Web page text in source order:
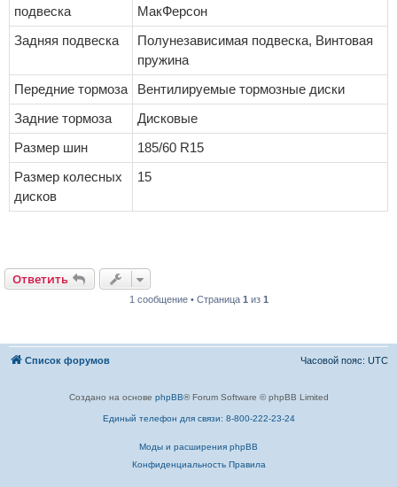
подвеска
МакФерсон
Задняя подвеска
Полунезависимая подвеска, Винтовая
пружина
Передние тормоза
Вентилируемые тормозные диски
Задние тормоза
Дисковые
Размер шин
185/60 R15
Размер колесных
дисков
15
Ответить
1 сообщение • Страница 1 из 1
Список форумов Часовой пояс: UTC
Создано на основе phpBB® Forum Software © phpBB Limited
Единый телефон для связи: 8-800-222-23-24
Моды и расширения phpBB
Конфиденциальность Правила